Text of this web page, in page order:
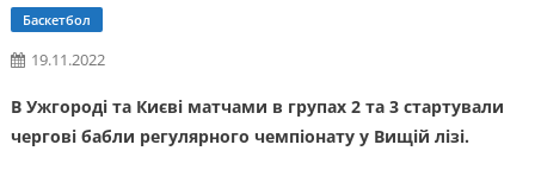
Баскетбол
19.11.2022
В Ужгороді та Києві матчами в групах 2 та 3 стартували
чергові бабли регулярного чемпіонату у Вищій лізі.